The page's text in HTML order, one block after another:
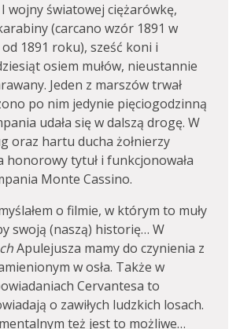
wojny światowej ciężarówkę,
(carcano wzór 1891 w
1891 roku), sześć koni i
osiem mułów, nieustannie
Jeden z marszów trwał
po nim jedynie pięciogodzinną
udała się w dalszą drogę. W
oraz hartu ducha żołnierzy
honorowy tytuł i funkcjonowała
Monte Cassino.
o filmie, w którym to muły
swoją (naszą) historię… W
Apulejusza mamy do czynienia z
w osła. Także w
Cervantesa to
o zawiłych ludzkich losach.
też jest to możliwe…